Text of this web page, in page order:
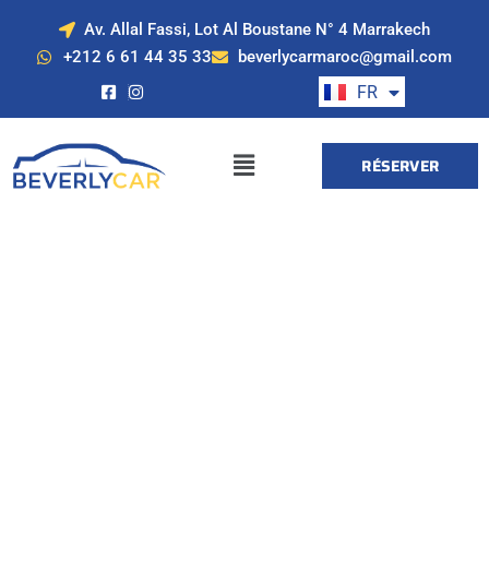
Av. Allal Fassi, Lot Al Boustane N° 4 Marrakech
+212 6 61 44 35 33
beverlycarmaroc@gmail.com
FR
EN
ES
DE
RÉSERVER